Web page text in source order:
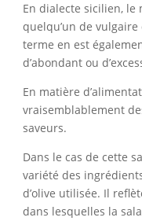
En dialecte sicilien, le
quelqu’un de
terme en est
d’abondant ou
En matière
vraisemblablement
saveurs.
Dans le cas de cette
variété des
d’olive utilisée. Il
dans lesquelles la